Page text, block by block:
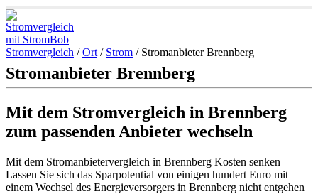
Stromvergleich /Ort / Strom / Stromanbieter Brennberg
Stromanbieter Brennberg
Mit dem Stromvergleich in Brennberg
zum passenden Anbieter wechseln
Mit dem Stromanbietervergleich in Brennberg Kosten senken –
Lassen Sie sich das Sparpotential von einigen hundert Euro mit
einem Wechsel des Energieversorgers in Brennberg nicht entgehen